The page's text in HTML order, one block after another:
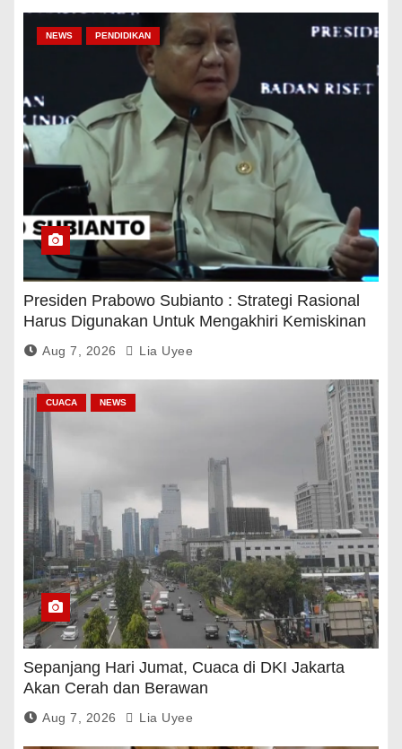
NEWS PENDIDIKAN
Presiden Prabowo Subianto : Strategi Rasional
Harus Digunakan Untuk Mengakhiri Kemiskinan
Aug 7, 2026 Lia Uyee
CUACA NEWS
Sepanjang Hari Jumat, Cuaca di DKI Jakarta
Akan Cerah dan Berawan
Aug 7, 2026 Lia Uyee